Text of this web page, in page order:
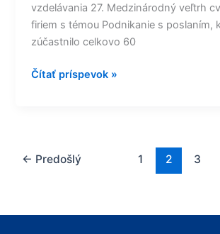
vzdelávania 27. Medzinárodný veľtrh
firiem s témou Podnikanie s poslaním,
zúčastnilo celkovo 60
Čítať príspevok »
← Predošlý 1 2 3